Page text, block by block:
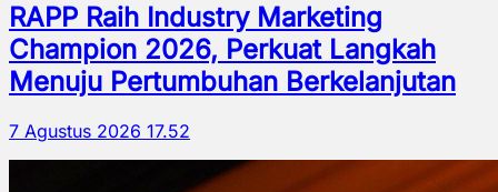
RAPP Raih Industry Marketing
Champion 2026, Perkuat Langkah
Menuju Pertumbuhan Berkelanjutan
7 Agustus 2026 17.52